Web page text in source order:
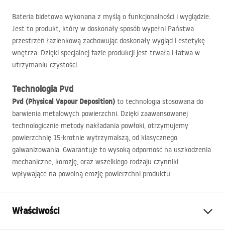
Bateria bidetowa wykonana z myślą o funkcjonalności i wyglądzie.
Jest to produkt, który w doskonały sposób wypełni Państwa
przestrzeń łazienkową zachowując doskonały wygląd i estetykę
wnętrza. Dzięki specjalnej fazie produkcji jest trwała i łatwa w
utrzymaniu czystości.
Technologia Pvd
Pvd (Physical Vapour Deposition) to technologia stosowana do
barwienia metalowych powierzchni. Dzięki zaawansowanej
technologicznie metody nakładania powłoki, otrzymujemy
powierzchnię 15-krotnie wytrzymalszą, od klasycznego
galwanizowania. Gwarantuje to wysoką odporność na uszkodzenia
mechaniczne, korozję, oraz wszelkiego rodzaju czynniki
wpływające na powolną erozję powierzchni produktu.
Właściwości